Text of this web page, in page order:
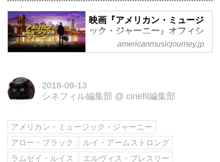
映画『アメリカン・ミュージ
ック・ジャーニー』オフィシ
ャルサイト
ジャズ、ブルース、ロックンロー
ロー・ブラックがアメリカ音楽が
生まれた街を巡り、冒険の旅へと
あなたをいざなう。
americanmusicjourney.jp
2018-09-13
シネフィル編集部 @ cinefil編集部
アメリカン・ミュージック・ジャーニー
アロー・ブラック
ルイ・アームストロング
ラムゼイ・ルイス
エルヴィス・プレスリー